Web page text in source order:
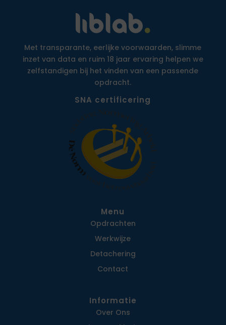
Met transparante, eerlijke voorwaarden, slimme
inzet van data en ruim 18 jaar ervaring helpen we
zelfstandigen bij het vinden van een passende
opdracht.
SNA certificering
Menu
Opdrachten
Werkwijze
Detachering
Contact
Informatie
Over Ons